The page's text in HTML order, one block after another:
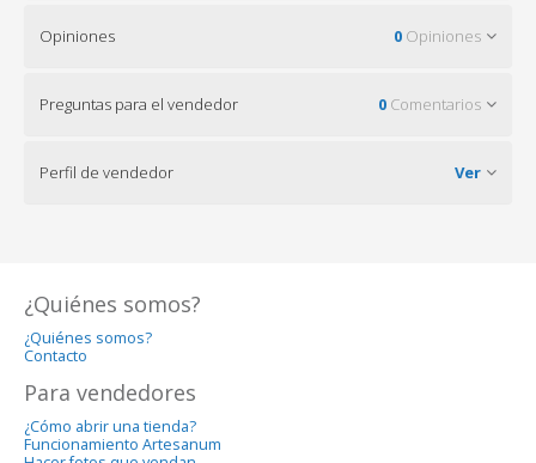
Opiniones 0 Opiniones
Preguntas para el vendedor 0 Comentarios
Perfil de vendedor Ver
¿Quiénes somos?
¿Quiénes somos?
Contacto
Para vendedores
¿Cómo abrir una tienda?
Funcionamiento Artesanum